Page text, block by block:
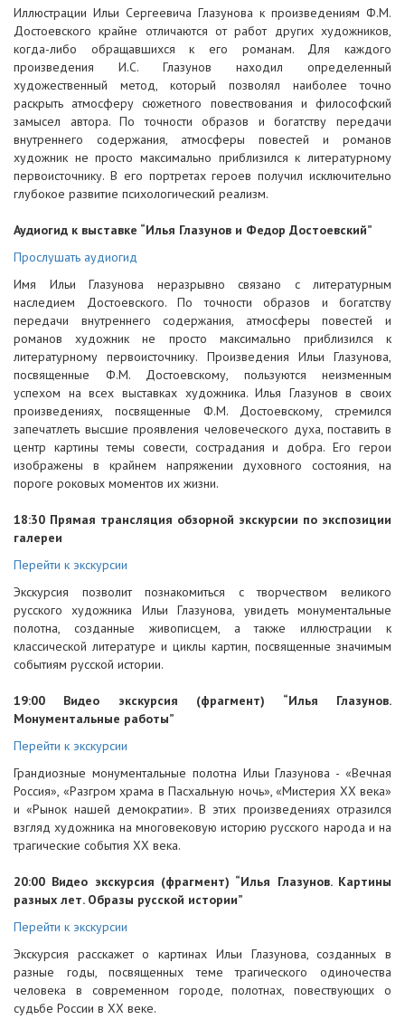
Иллюстрации Ильи Сергеевича Глазунова к произведениям Ф.М.
Достоевского крайне отличаются от работ других художников,
когда-либо обращавшихся к его романам. Для каждого
произведения И.С. Глазунов находил определенный
художественный метод, который позволял наиболее точно
раскрыть атмосферу сюжетного повествования и философский
замысел автора. По точности образов и богатству передачи
внутреннего содержания, атмосферы повестей и романов
художник не просто максимально приблизился к литературному
первоисточнику. В его портретах героев получил исключительно
глубокое развитие психологический реализм.
Аудиогид к выставке “Илья Глазунов и Федор Достоевский”
Прослушать аудиогид
Имя Ильи Глазунова неразрывно связано с литературным
наследием Достоевского. По точности образов и богатству
передачи внутреннего содержания, атмосферы повестей и
романов художник не просто максимально приблизился к
литературному первоисточнику. Произведения Ильи Глазунова,
посвященные Ф.М. Достоевскому, пользуются неизменным
успехом на всех выставках художника. Илья Глазунов в своих
произведениях, посвященные Ф.М. Достоевскому, стремился
запечатлеть высшие проявления человеческого духа, поставить в
центр картины темы совести, сострадания и добра. Его герои
изображены в крайнем напряжении духовного состояния, на
пороге роковых моментов их жизни.
18:30 Прямая трансляция обзорной экскурсии по экспозиции
галереи
Перейти к экскурсии
Экскурсия позволит познакомиться с творчеством великого
русского художника Ильи Глазунова, увидеть монументальные
полотна, созданные живописцем, а также иллюстрации к
классической литературе и циклы картин, посвященные значимым
событиям русской истории.
19:00 Видео экскурсия (фрагмент) “Илья Глазунов.
Монументальные работы”
Перейти к экскурсии
Грандиозные монументальные полотна Ильи Глазунова - «Вечная
Россия», «Разгром храма в Пасхальную ночь», «Мистерия ХХ века»
и «Рынок нашей демократии». В этих произведениях отразился
взгляд художника на многовековую историю русского народа и на
трагические события XX века.
20:00 Видео экскурсия (фрагмент) “Илья Глазунов. Картины
разных лет. Образы русской истории”
Перейти к экскурсии
Экскурсия расскажет о картинах Ильи Глазунова, созданных в
разные годы, посвященных теме трагического одиночества
человека в современном городе, полотнах, повествующих о
судьбе России в XX веке.